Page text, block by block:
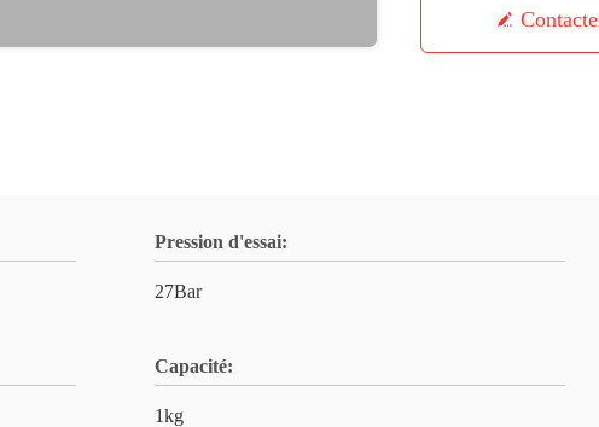
Pression d'essai:
27Bar
Capacité:
1kg